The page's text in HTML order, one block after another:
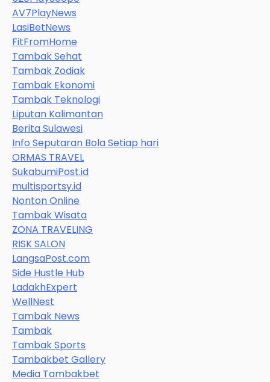
AV7PlayNews
LasiBetNews
FitFromHome
Tambak Sehat
Tambak Zodiak
Tambak Ekonomi
Tambak Teknologi
Liputan Kalimantan
Berita Sulawesi
Info Seputaran Bola Setiap hari
ORMAS TRAVEL
SukabumiPost.id
multisportsy.id
Nonton Online
Tambak Wisata
ZONA TRAVELING
RISK SALON
LangsaPost.com
Side Hustle Hub
LadakhExpert
WellNest
Tambak News
Tambak
Tambak Sports
Tambakbet Gallery
Media Tambakbet